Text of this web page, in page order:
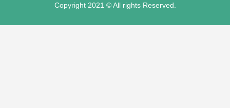
Copyright 2021 © All rights Reserved.